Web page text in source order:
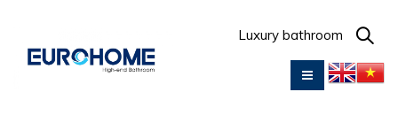
Luxury bathroom